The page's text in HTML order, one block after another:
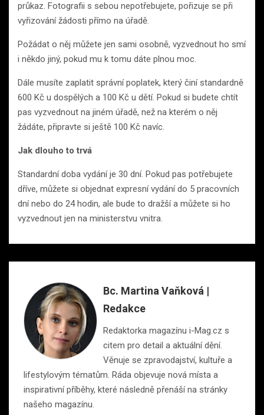
průkaz. Fotografii s sebou nepotřebujete, pořizuje se při
vyřizování žádosti přímo na úřadě.
Požádat o něj můžete jen sami osobně, vyzvednout ho smí
i někdo jiný, pokud mu k tomu dáte plnou moc.
Dále musíte zaplatit správní poplatek, který činí standardně
600 Kč u dospělých a 100 Kč u dětí. Pokud si budete chtít
pas vyzvednout na jiném úřadě, než na kterém o něj
žádáte, připravte si ještě 100 Kč navíc.
Jak dlouho to trvá
Standardní doba vydání je 30 dní. Pokud pas potřebujete
dříve, můžete si objednat expresní vydání do 5 pracovních
dní nebo do 24 hodin, ale bude to dražší a můžete si ho
vyzvednout jen na ministerstvu vnitra.
Bc. Martina Vaňková |
Redakce
Redaktorka magazínu i-Mag.cz s
citem pro detail a aktuální dění.
Věnuje se zpravodajství, kultuře a
lifestylovým tématům. Ráda objevuje nová místa a
inspirativní příběhy, které následně přenáší na stránky
našeho magazínu.